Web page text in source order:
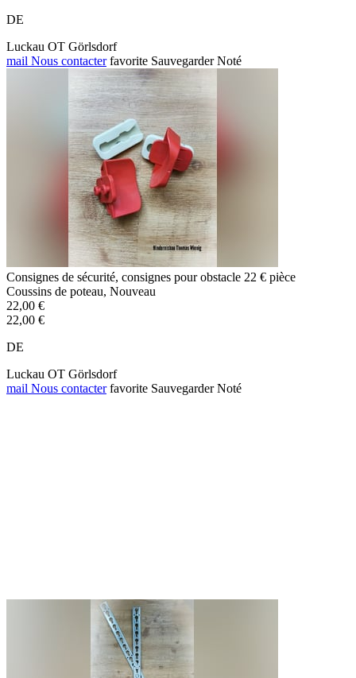
DE
Luckau OT Görlsdorf
mail Nous contacter favorite Sauvegarder Noté
Consignes de sécurité, consignes pour obstacle 22 € pièce
Coussins de poteau, Nouveau
22,00 €
22,00 €
DE
Luckau OT Görlsdorf
mail Nous contacter favorite Sauvegarder Noté